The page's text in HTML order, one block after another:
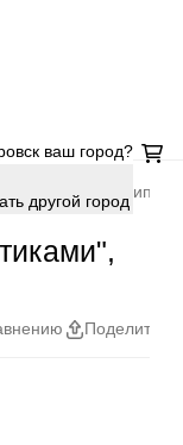
ваш город?
другой город
Серьги,
Поделиться